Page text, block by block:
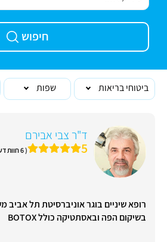
חיפוש
ביטוחי בריאות שפות
ד"ר צבי אבירם
5 ( 6 חוות דעת )
בשיקום הפה ובאסתטיקה כולל BOTOX